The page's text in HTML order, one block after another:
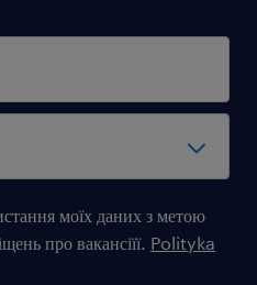
моїх даних з метою
про вакансіїї. Polityka